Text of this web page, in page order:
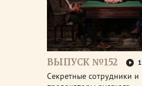
ВЫПУСК №152
Секретные сотрудники и